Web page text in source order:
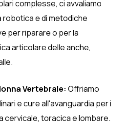
complesse, ci avvaliamo
robotica e di metodiche
per riparare o per la
articolare delle anche,
Vertebrale: Offriamo
e cure all'avanguardia per i
cervicale, toracica e lombare.